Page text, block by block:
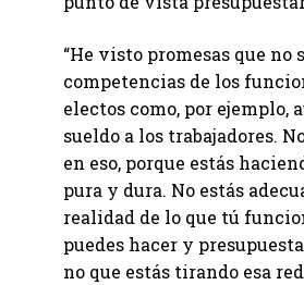
“He visto promesas que no
competencias de los
electos como, por ejemplo,
sueldo a los trabajadores.
en eso, porque estás
pura y dura. No estás
realidad de lo que tú
puedes hacer y
no que estás tirando esa